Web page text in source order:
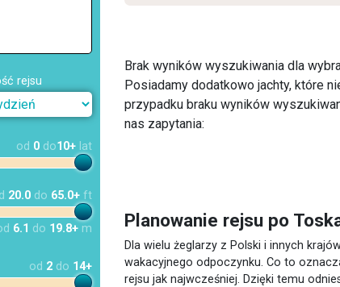
rejsu
od 0 do10+ lat
20.0 do 65.0+ ft
6.1 do 19.8+ m
od 2 do 14+
Brak wyników wyszukiwania dla
Posiadamy dodatkowo jachty, które
przypadku braku wyników
nas zapytania:
Planowanie rejsu po
Dla wielu żeglarzy z Polski i innych
wakacyjnego odpoczynku. Co to
rejsu jak najwcześniej. Dzięki temu